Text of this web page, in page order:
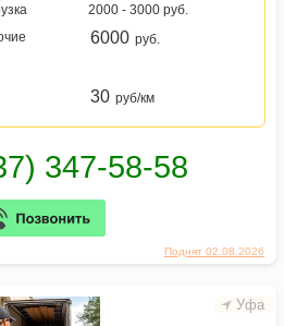
Поднят 02.08.2026
2000 - 3000 руб.
6000 руб.
30 руб/км
Уфа